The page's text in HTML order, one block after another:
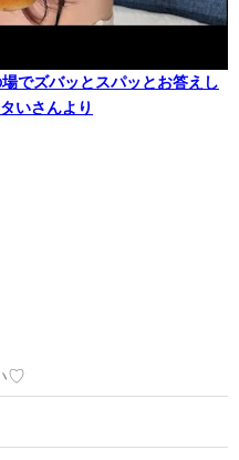
でズバッとスパッとお答えし
いさんより
♡